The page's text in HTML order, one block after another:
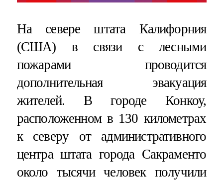
На севере штата Калифорния
(США) в связи с лесными
пожарами проводится
дополнительная эвакуация
жителей. В городе Конкоу,
расположенном в 130 километрах
к северу от административного
центра штата города Сакраменто
около тысячи человек получили